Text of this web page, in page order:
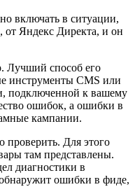
включать в ситуации,
от Яндекс Директа, и он
Лучший способ его
инструменты CMS или
подключенной к вашему
ошибок, а ошибки в
кампании.
проверить. Для этого
там представлены.
диагностики в
ошибки в фиде,